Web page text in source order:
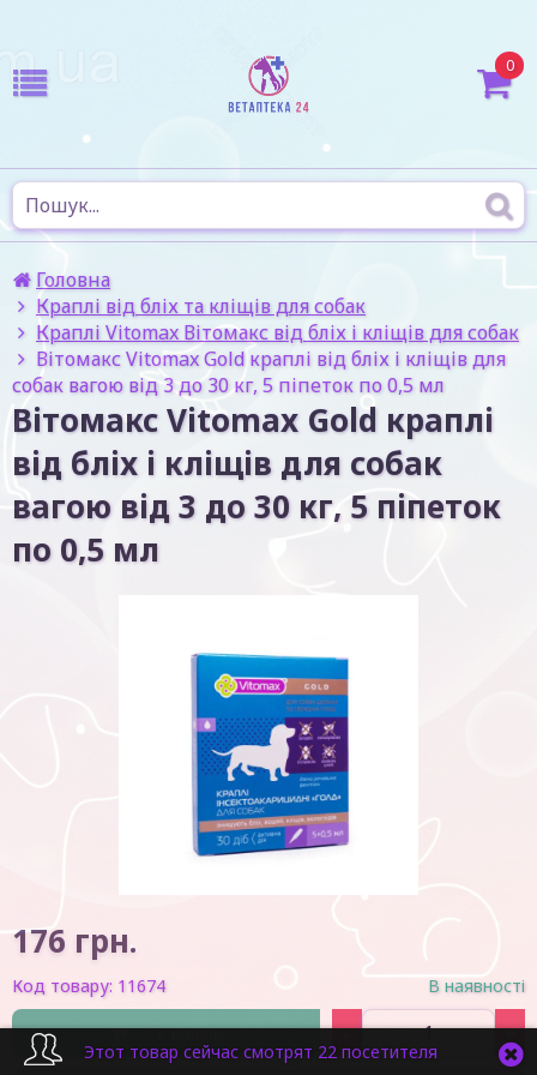
0
Головна
Краплі від бліх та кліщів для собак
Краплі Vitomax Вітомакс від бліх і кліщів для собак
Вітомакс Vitomax Gold краплі від бліх і кліщів для
собак вагою від 3 до 30 кг, 5 піпеток по 0,5 мл
Вітомакс Vitomax Gold краплі
від бліх і кліщів для собак
вагою від 3 до 30 кг, 5 піпеток
по 0,5 мл
176 грн.
Код товару: 11674 В наявності
У кошик - +
Этот товар сейчас смотрят 22 посетителя